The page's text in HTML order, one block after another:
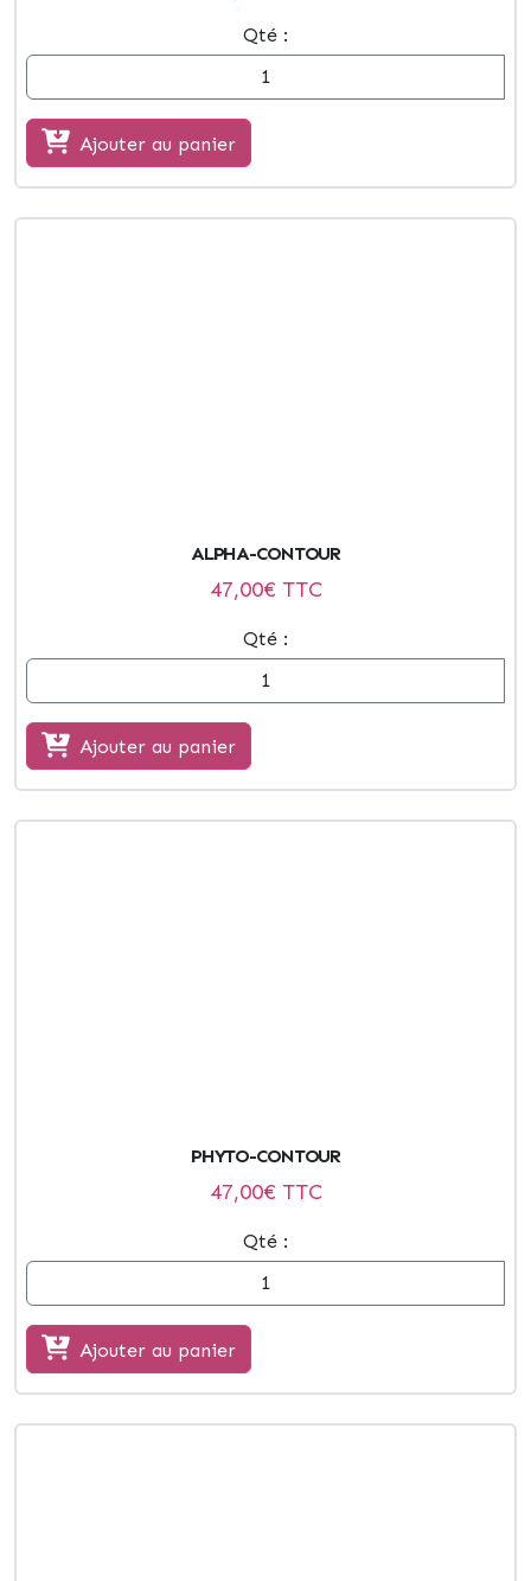
Qté :
Ajouter au panier
ALPHA-CONTOUR
47,00€ TTC
Qté :
Ajouter au panier
PHYTO-CONTOUR
47,00€ TTC
Qté :
Ajouter au panier